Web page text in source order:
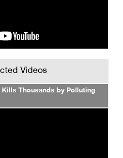
Videos
Thousands by Polluting